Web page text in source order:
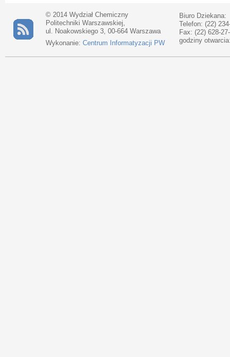
© 2014 Wydział Chemiczny
Politechniki Warszawskiej,
ul. Noakowskiego 3, 00-664 Warszawa
Wykonanie: Centrum Informatyzacji PW
Biuro Dziekana:
Telefon: (22)
Fax: (22) 628-
godziny